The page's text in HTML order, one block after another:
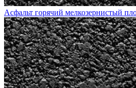
Асфальт горячий мелкозернистый